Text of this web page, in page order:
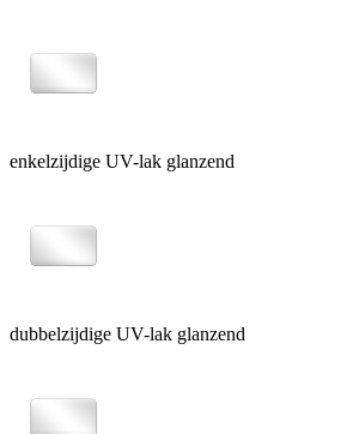
enkelzijdige UV-lak glanzend
dubbelzijdige UV-lak glanzend